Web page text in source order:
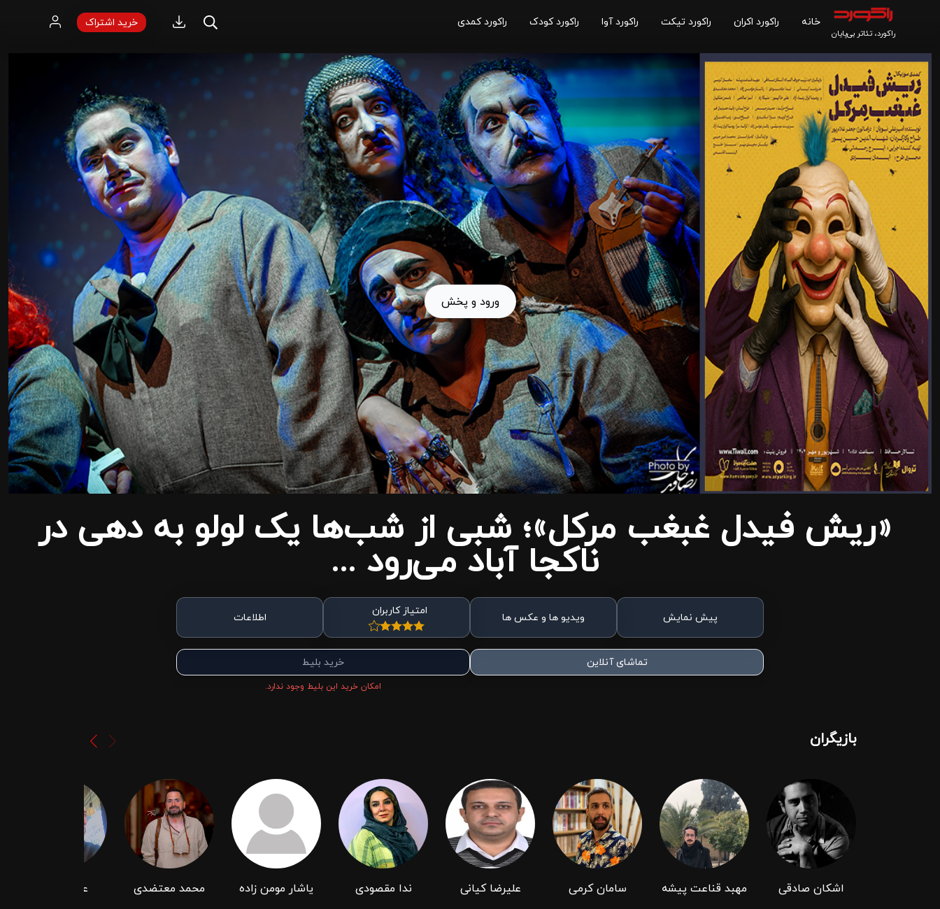
راکورد، تئاتر بی‌پایان
خانه راکورد اکران راکورد تیکت راکورد آوا راکورد کودک راکورد کمدی خرید اشتراک
ورود و پخش
«ریش فیدل غبغب مرکل»؛ شبی از شب‌ها یک لولو به دهی در
ناکجا آباد می‌رود ...
پیش نمایش ویدیو ها و عکس ها امتیاز کاربران اطلاعات
تماشای آنلاین خرید بلیط
امکان خرید این بلیط وجود ندارد.
بازیگران
اشکان صادقی مهبد قناعت پیشه سامان کرمی علیرضا کیانی ندا مقصودی یاشار مومن زاده محمد معتضدی علی خاکپور